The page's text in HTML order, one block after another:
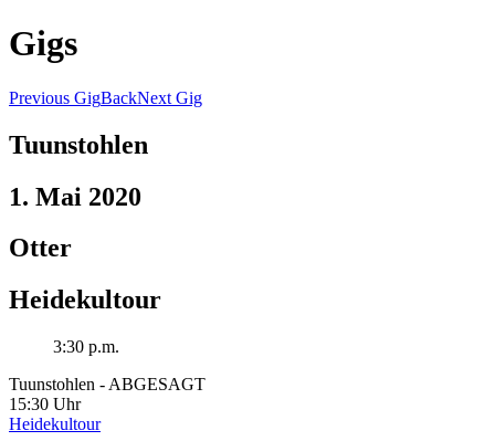
Gigs
Previous GigBackNext Gig
Tuunstohlen
1. Mai 2020
Otter
Heidekultour
3:30 p.m.
Tuunstohlen - ABGESAGT
15:30 Uhr
Heidekultour